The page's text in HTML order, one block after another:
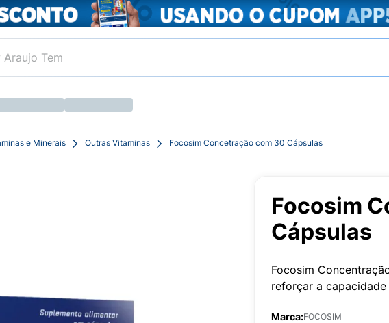
e Minerais Outras Vitaminas Focosim Concetração com 30 Cápsulas
Focosim
Cápsulas
Focosim
reforçar a
Marca:FOCOSIM